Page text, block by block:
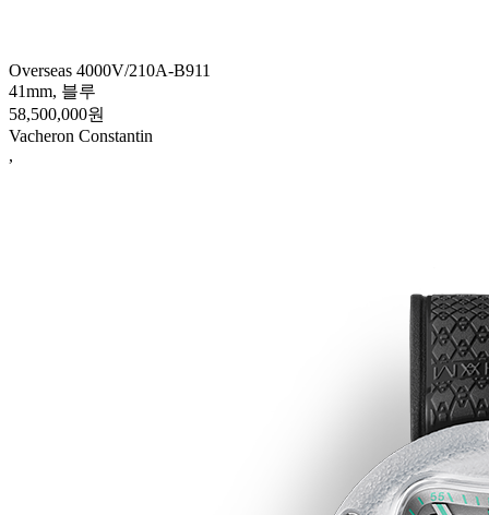
Overseas 4000V/210A-B911
41mm, 블루
58,500,000원
Vacheron Constantin
,